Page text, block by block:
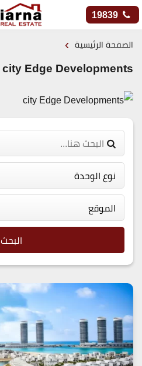
19839
الصفحة الرئيسية ›
city Edge Developments
البحث